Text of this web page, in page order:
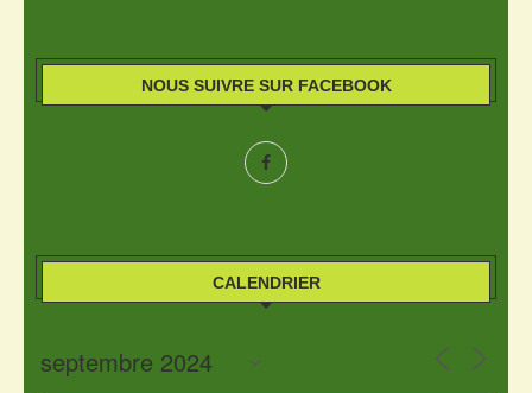
NOUS SUIVRE SUR FACEBOOK
CALENDRIER